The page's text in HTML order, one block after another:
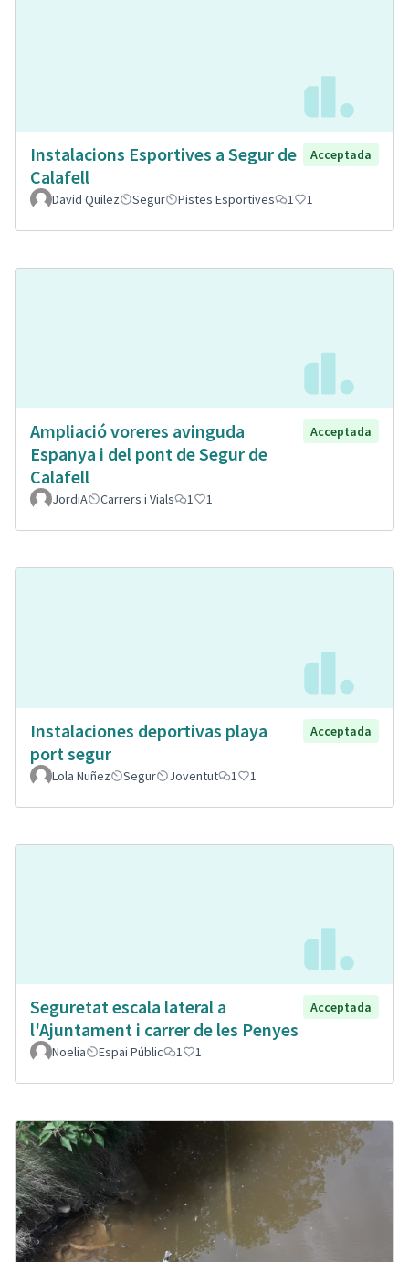
Instalacions Esportives a Segur de
Calafell
Acceptada
David Quilez Segur Pistes Esportives 1 1
Ampliació voreres avinguda
Espanya i del pont de Segur de
Calafell
Acceptada
JordiA Carrers i Vials 1 1
Instalaciones deportivas playa
port segur
Acceptada
Lola Nuñez Segur Joventut 1 1
Seguretat escala lateral a
l'Ajuntament i carrer de les Penyes
Acceptada
Noelia Espai Públic 1 1